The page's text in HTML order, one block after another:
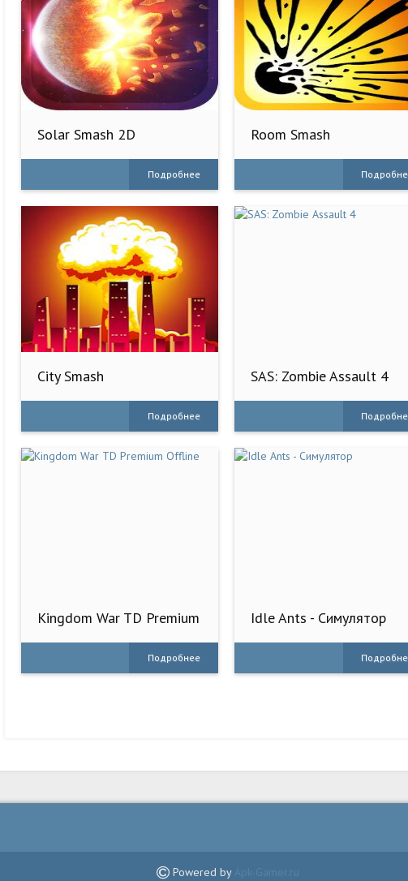
Solar Smash 2D
Подробнее
Room Smash
City Smash
Подробнее
SAS: Zombie Assault 4
Kingdom War TD Premium
Подробнее
Idle Ants - Симулятор
Powered by